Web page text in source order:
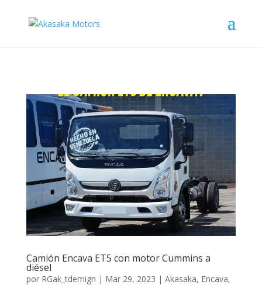
Camión Encava ET5 con motor Cummins a
diésel
por RGak_tdemign | Mar 29, 2023 | Akasaka, Encava,